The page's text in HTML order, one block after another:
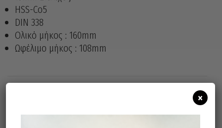
HSS-Co5
DIN 338
Ολικό μήκος : 160mm
Ωφέλιμο μήκος : 108mm
×